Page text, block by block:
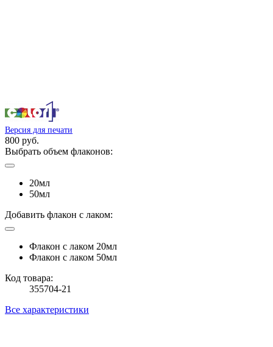
Версия для печати
800 руб.
Выбрать объем флаконов:
20мл
50мл
Добавить флакон с лаком:
Флакон с лаком 20мл
Флакон с лаком 50мл
Код товара:
355704-21
Все характеристики